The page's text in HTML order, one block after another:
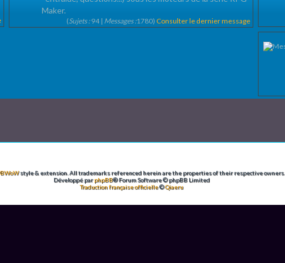
Maker.
(Sujets :94 | Messages :1780)Consulter le dernier message
style & extension. All trademarks referenced herein are the properties of their respective owners.
Développé parphpBB® Forum Software © phpBB Limited
Traduction française officielle©Qiaeru